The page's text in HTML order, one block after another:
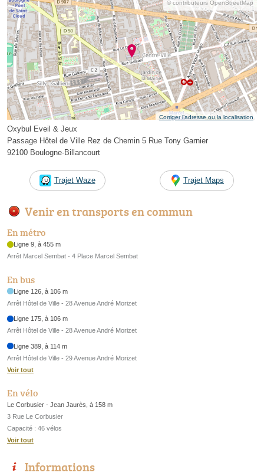
© contributeurs OpenStreetMap
Corriger l’adresse ou la localisation
Oxybul Eveil & Jeux
Passage Hôtel de Ville Rez de Chemin 5 Rue Tony Garnier
92100 Boulogne-Billancourt
Trajet Waze Trajet Maps
Venir en transports en commun
En métro
Ligne 9, à 455 m
Arrêt Marcel Sembat - 4 Place Marcel Sembat
En bus
Ligne 126, à 106 m
Arrêt Hôtel de Ville - 28 Avenue André Morizet
Ligne 175, à 106 m
Arrêt Hôtel de Ville - 28 Avenue André Morizet
Ligne 389, à 114 m
Arrêt Hôtel de Ville - 29 Avenue André Morizet
Voir tout
En vélo
Le Corbusier - Jean Jaurès, à 158 m
3 Rue Le Corbusier
Capacité : 46 vélos
Voir tout
Informations